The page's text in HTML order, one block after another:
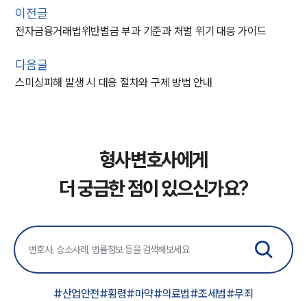
이전글
전자금융거래법위반벌금 부과 기준과 처벌 위기 대응 가이드
다음글
스미싱피해 발생 시 대응 절차와 구제 방법 안내
형사변호사에게
더 궁금한 점이 있으신가요?
#산업안전#횡령#마약#의료법#조세범#무죄